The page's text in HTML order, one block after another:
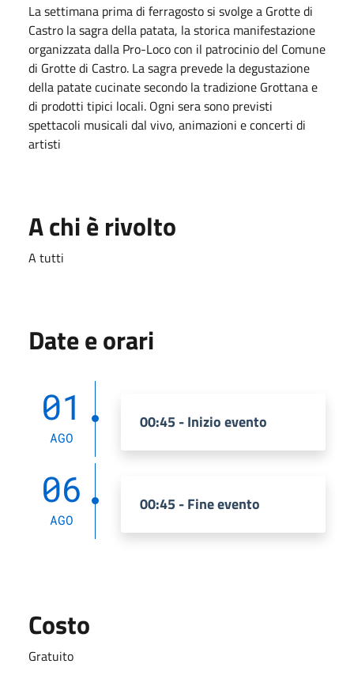
La settimana prima di ferragosto si svolge a Grotte di
Castro la sagra della patata, la storica manifestazione
organizzata dalla Pro-Loco con il patrocinio del Comune
di Grotte di Castro. La sagra prevede la degustazione
della patate cucinate secondo la tradizione Grottana e
di prodotti tipici locali. Ogni sera sono previsti
spettacoli musicali dal vivo, animazioni e concerti di
artisti
A chi è rivolto
A tutti
Date e orari
01
AGO
00:45 - Inizio evento
06
AGO
00:45 - Fine evento
Costo
Gratuito